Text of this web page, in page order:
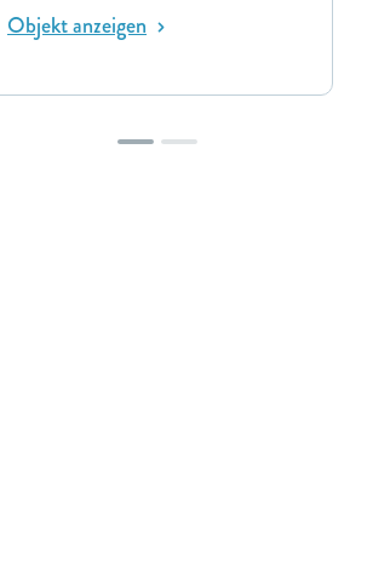
Objekt anzeigen